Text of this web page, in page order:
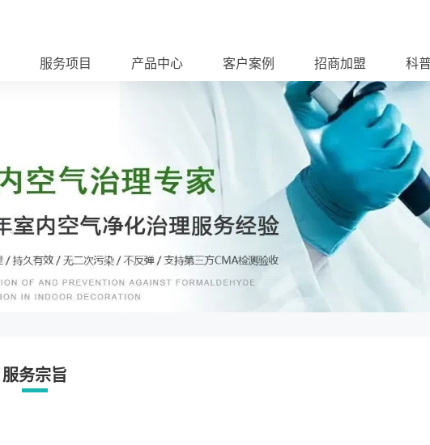
服务项目 产品中心 客户案例 招商加盟 科
服务宗旨